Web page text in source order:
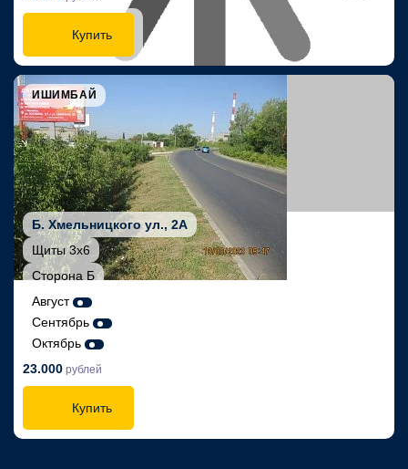
Купить
ИШИМБАЙ
Б. Хмельницкого ул., 2А
Щиты 3х6
Сторона Б
Август
Сентябрь
Октябрь
23.000 рублей
Купить